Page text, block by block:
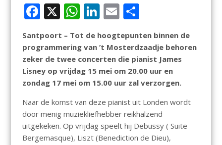
F
e
b
o
o
k
X W
h
at
s
A
p
p
Li
k
e
dI
n
E
ai
l
D
e
n
Santpoort – Tot de hoogtepunten binnen de
programmering van ’t Mosterdzaadje behoren
zeker de twee concerten die pianist James
Lisney op vrijdag 15 mei om 20.00 uur en
zondag 17 mei om 15.00 uur zal verzorgen.
Naar de komst van deze pianist uit Londen wordt
door menig muziekliefhebber reikhalzend
uitgekeken. Op vrijdag speelt hij Debussy ( Suite
Bergemasque), Liszt (Benediction de Dieu),